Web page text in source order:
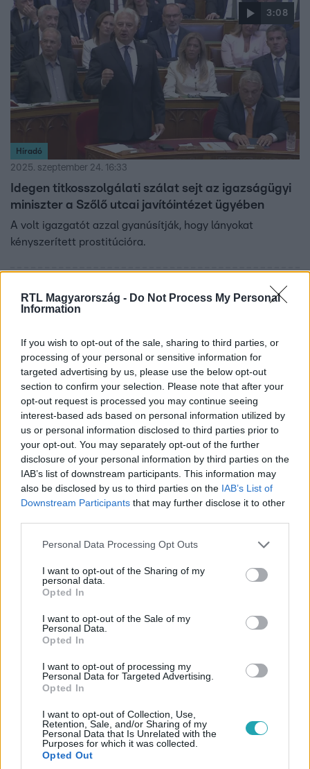
RTL Magyarország - Do Not Process My Personal
Information
If you wish to opt-out of the sale, sharing to third parties, or
processing of your personal or sensitive information for
targeted advertising by us, please use the below opt-out
section to confirm your selection. Please note that after your
opt-out request is processed you may continue seeing
interest-based ads based on personal information utilized by
us or personal information disclosed to third parties prior to
your opt-out. You may separately opt-out of the further
disclosure of your personal information by third parties on the
IAB’s list of downstream participants. This information may
also be disclosed by us to third parties on the IAB’s List of
Downstream Participants that may further disclose it to other
Please note that this website/app uses one or more Google
not limited to your visit or usage behaviour. You may click to
grant or deny consent to Google and its third-party tags to
use your data for below specified purposes in below Google
consent section.
Personal Data Processing Opt Outs
I want to opt-out of the Sharing of my
personal data.
Opted In
I want to opt-out of the Sale of my
Personal Data.
Opted In
I want to opt-out of processing my
Personal Data for Targeted Advertising.
Opted In
I want to opt-out of Collection, Use,
Retention, Sale, and/or Sharing of my
Personal Data that Is Unrelated with the
Purposes for which it was collected.
Opted Out
3:08
Híradó
2025. szeptember 24. 16:33
Idegen titkosszolgálati szálat sejt az igazságügyi
miniszter a Szőlő utcai javítóintézet ügyében
A volt igazgatót azzal gyanúsítják, hogy lányokat
kényszerített prostitúcióra.
10:02
2025. augusztus 17. 19:00
Bántalmazás és elhanyagolás a szolnoki
befogadó otthonban – súlyos vádak a
gyermekvédelemben
elhanyagolásról számoltak be volt lakók és dolgozók a
rendszer hiányosságaira is rámutatnak a történtek.